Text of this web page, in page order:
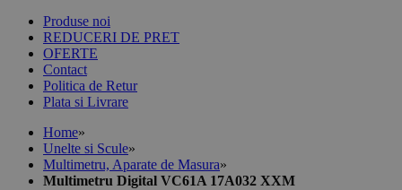
Produse noi
REDUCERI DE PRET
OFERTE
Contact
Politica de Retur
Plata si Livrare
Home»
Unelte si Scule»
Multimetru, Aparate de Masura»
Multimetru Digital VC61A 17A032 XXM